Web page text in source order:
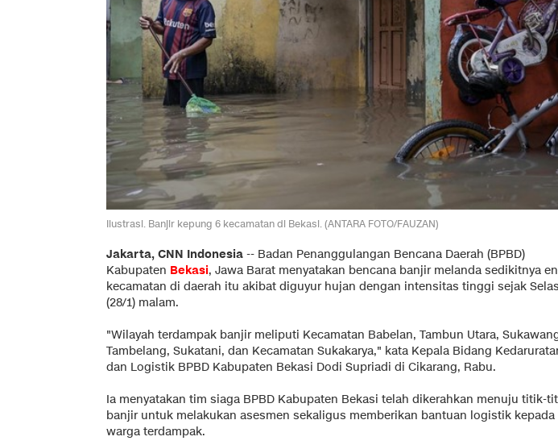
Ilustrasi. Banjir kepung 6 kecamatan di Bekasi. (ANTARA FOTO/FAUZAN)
Jakarta, CNN Indonesia -- Badan Penanggulangan Bencana Daerah (BPBD)
Kabupaten Bekasi, Jawa Barat menyatakan bencana banjir melanda sedikitnya
kecamatan di daerah itu akibat diguyur hujan dengan intensitas tinggi sejak
(28/1) malam.
"Wilayah terdampak banjir meliputi Kecamatan Babelan, Tambun Utara,
Tambelang, Sukatani, dan Kecamatan Sukakarya," kata Kepala Bidang
dan Logistik BPBD Kabupaten Bekasi Dodi Supriadi di Cikarang, Rabu.
Ia menyatakan tim siaga BPBD Kabupaten Bekasi telah dikerahkan menuju titik-
banjir untuk melakukan asesmen sekaligus memberikan bantuan logistik kepada
warga terdampak.